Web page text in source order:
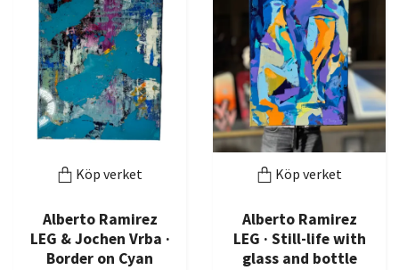
Köp verket
Alberto Ramirez
LEG & Jochen Vrba ·
Border on Cyan
Köp verket
Alberto Ramirez
LEG · Still-life with
glass and bottle